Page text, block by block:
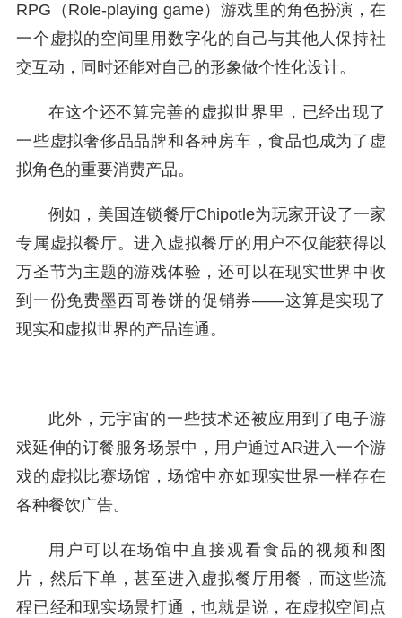
RPG（Role-playing game）游戏里的角色扮演，在
一个虚拟的空间里用数字化的自己与其他人保持社
交互动，同时还能对自己的形象做个性化设计。
在这个还不算完善的虚拟世界里，已经出现了
一些虚拟奢侈品品牌和各种房车，食品也成为了虚
拟角色的重要消费产品。
例如，美国连锁餐厅Chipotle为玩家开设了一家
专属虚拟餐厅。进入虚拟餐厅的用户不仅能获得以
万圣节为主题的游戏体验，还可以在现实世界中收
到一份免费墨西哥卷饼的促销券——这算是实现了
现实和虚拟世界的产品连通。
此外，元宇宙的一些技术还被应用到了电子游
戏延伸的订餐服务场景中，用户通过AR进入一个游
戏的虚拟比赛场馆，场馆中亦如现实世界一样存在
各种餐饮广告。
用户可以在场馆中直接观看食品的视频和图
片，然后下单，甚至进入虚拟餐厅用餐，而这些流
程已经和现实场景打通，也就是说，在虚拟空间点